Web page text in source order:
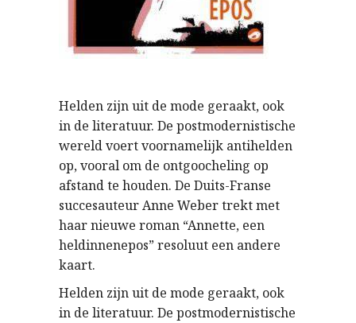
Helden zijn uit de mode geraakt, ook
in de literatuur. De postmodernistische
wereld voert voornamelijk antihelden
op, vooral om de ontgoocheling op
afstand te houden. De Duits-Franse
succesauteur Anne Weber trekt met
haar nieuwe roman “Annette, een
heldinnenepos” resoluut een andere
kaart.
Helden zijn uit de mode geraakt, ook
in de literatuur. De postmodernistische